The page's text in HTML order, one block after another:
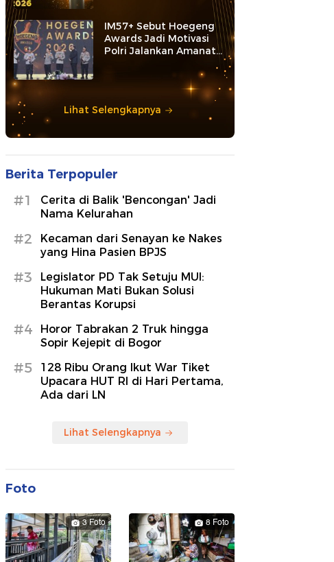
IM57+ Sebut Hoegeng
Awards Jadi Motivasi
Polri Jalankan Amanat
Lihat Selengkapnya
Berita Terpopuler
#1
Cerita di Balik 'Bencongan' Jadi
Nama Kelurahan
#2
Kecaman dari Senayan ke Nakes
yang Hina Pasien BPJS
#3
Legislator PD Tak Setuju MUI:
Hukuman Mati Bukan Solusi
Berantas Korupsi
#4
Horor Tabrakan 2 Truk hingga
Sopir Kejepit di Bogor
#5
128 Ribu Orang Ikut War Tiket
Upacara HUT RI di Hari Pertama,
Ada dari LN
Lihat Selengkapnya
Foto
3 Foto 8 Foto